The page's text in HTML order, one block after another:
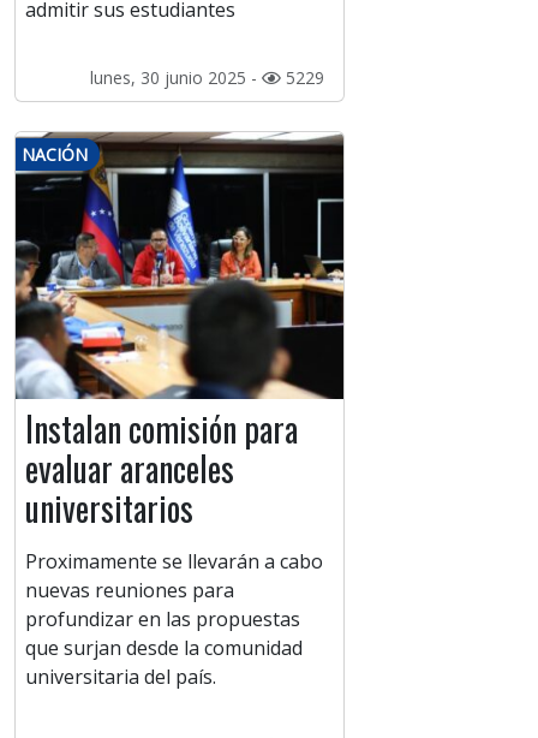
admitir sus estudiantes
lunes, 30 junio 2025 - 5229
NACIÓN
Instalan comisión para
evaluar aranceles
universitarios
Proximamente se llevarán a cabo
nuevas reuniones para
profundizar en las propuestas
que surjan desde la comunidad
universitaria del país.